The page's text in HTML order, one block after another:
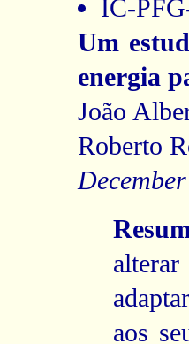
IC-
Um
energia
João
Roberto
aos